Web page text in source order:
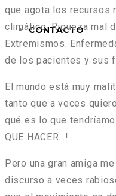
CONTACTO
que agota los recursos
climático. Riqueza mal
Extremismos.
de los pacientes y sus
El mundo está muy
tanto que a veces
qué es lo que
QUE HACER…!
Pero una gran amiga
discurso a veces